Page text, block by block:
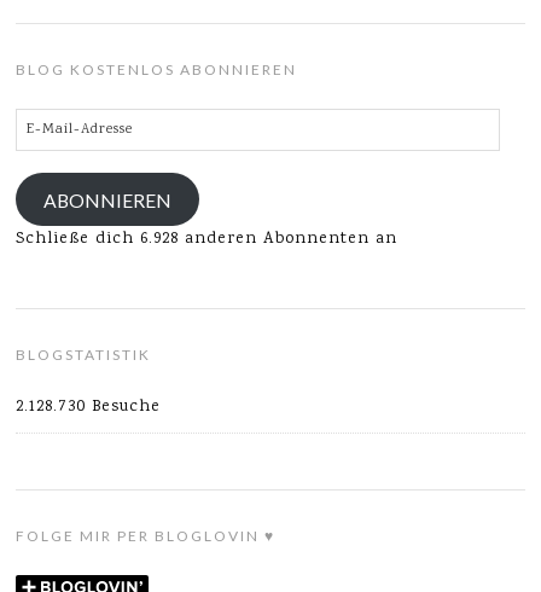
BLOG KOSTENLOS ABONNIEREN
E-
Mail-
Adresse
ABONNIEREN
Schließe dich 6.928 anderen Abonnenten an
BLOGSTATISTIK
2.128.730 Besuche
FOLGE MIR PER BLOGLOVIN ♥